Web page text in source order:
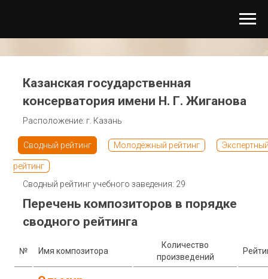
Казанская государственная
консерватория имени Н. Г. Жиганова
Расположение: г. Казань
Сводный рейтинг Молодёжный рейтинг
рейтинг
Сводный рейтинг учебного заведения: 29
Перечень композиторов в порядке
сводного рейтинга
№ Имя композитора
Количество
произведений